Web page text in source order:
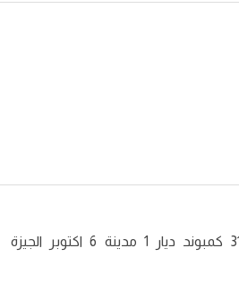
المركز الرئيسى: فيلا 31 كمبوند ديار 1 مدينة 6 اكتوبر الجيزة